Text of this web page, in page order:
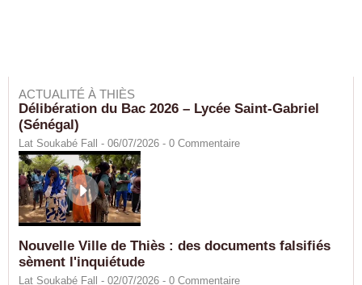
ACTUALITÉ À THIÈS
Délibération du Bac 2026 – Lycée Saint-Gabriel
(Sénégal)
Lat Soukabé Fall - 06/07/2026 - 0 Commentaire
Nouvelle Ville de Thiès : des documents falsifiés
sèment l'inquiétude
Lat Soukabé Fall - 02/07/2026 - 0 Commentaire